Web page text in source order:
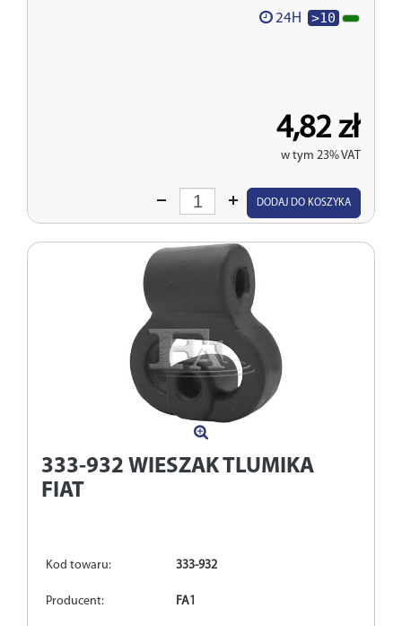
24H >10
4,82 zł
w tym 23% VAT
Wprowadź
DODAJ DO KOSZYKA
333-932 WIESZAK TLUMIKA
FIAT
Kod towaru: 333-932
Producent: FA1